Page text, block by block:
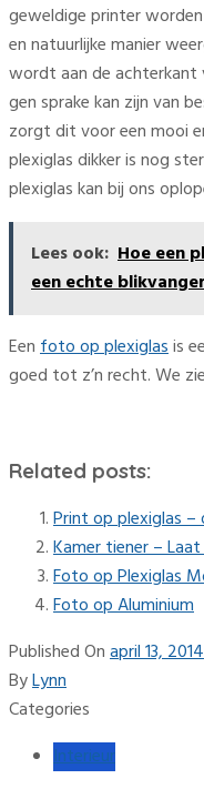
geweldige printer
en natuurlijke manier
wordt aan de achterkant
gen sprake kan zijn van
zorgt dit voor een mooi
plexiglas dikker is nog
plexiglas kan bij ons
Lees ook: Hoe een
een echte
Eenfoto op plexiglasis
goed tot z’n recht. We
Related posts:
Print op plexiglas
Kamer tiener –
Foto op Plexiglas
Foto op Aluminium
Published Onapril 13, 2014
ByLynn
Categories
Interieur